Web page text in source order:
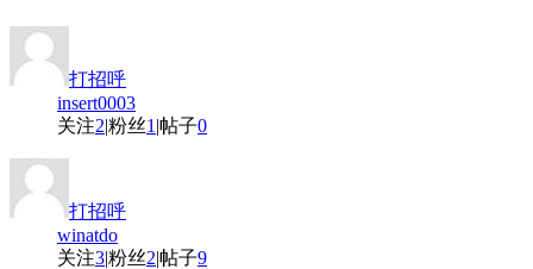
打招呼
insert0003
关注2|粉丝1 |帖子0
打招呼
winatdo
关注3|粉丝2|帖子9